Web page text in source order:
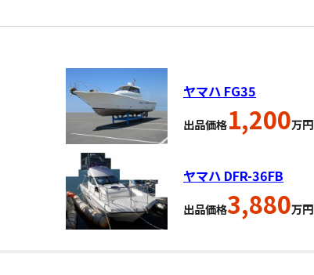
ヤマハ FG35
出品価格1,200万円
ヤマハ DFR-36FB
出品価格3,880万円